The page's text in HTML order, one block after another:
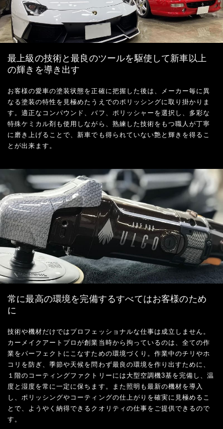
最上級の技術と最良のツールを駆使して新車以上
の輝きを導き出す
お客様の愛車の塗装状態を正確に把握した後は、メーカー毎に異
なる塗装の特性を見極めたうえでのポリッシングに取り掛かりま
す。適正なコンパウンド、バフ、ポリッシャーを選択し、多彩な
特殊ケミカル剤も使用しながら、熟練した技術をもつ職人が丁寧
に磨き上げることで、新車でも得られていない艶と輝きを得るこ
とが出来ます。
常に最高の環境を完備するすべてはお客様のため
に
技術や機材だけではプロフェッショナルな仕事は成立しません。
カーメイクアートプロが創業当時から拘っているのは、全ての作
業をパーフェクトにこなすための環境づくり。作業中のチリやホ
コリを防ぎ、季節や天候を問わず最良の環境を作り出すために、
１階のコーティングファクトリーには大型空調機3基を完備し、温
度と湿度を常に一定に保ちます。また照明も最新の機材を導入
し、ポリッシングやコーティングの仕上がりを確実に見極めるこ
とで、ようやく納得できるクオリティの仕事をご提供できるので
す。